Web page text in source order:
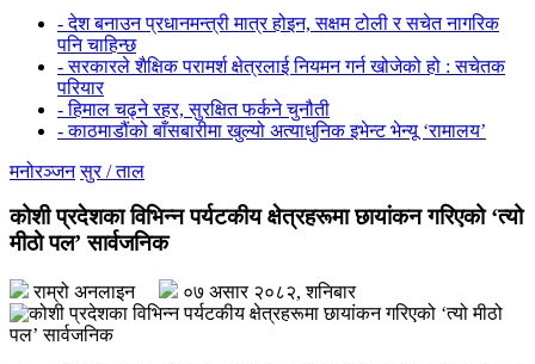
- देश बनाउन प्रधानमन्त्री मात्र होइन, सक्षम टोली र सचेत नागरिक
पनि चाहिन्छ
- सरकारले शैक्षिक परामर्श क्षेत्रलाई नियमन गर्न खोजेको हो : सचेतक
परियार
- हिमाल चढ्ने रहर, सुरक्षित फर्कने चुनौती
- काठमाडौंको बाँसबारीमा खुल्यो अत्याधुनिक इभेन्ट भेन्यू ‘रामालय’
मनोरञ्जन सुर / ताल
कोशी प्रदेशका विभिन्न पर्यटकीय क्षेत्रहरूमा छायांकन गरिएको ‘त्यो
मीठो पल’ सार्वजनिक
राम्रो अनलाइन ०७ असार २०८२, शनिबार